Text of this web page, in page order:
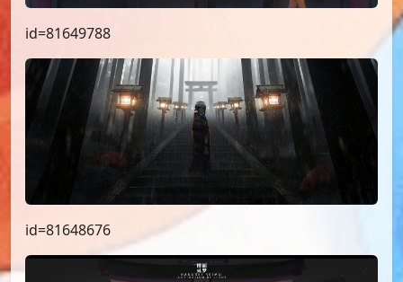
id=81649788
id=81648676